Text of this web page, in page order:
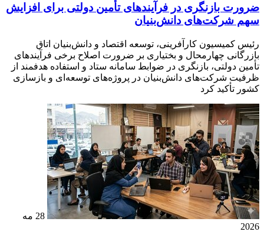
ضرورت بازنگری در فرآیندهای تأمین دولتی برای افزایش
سهم شرکت‌های دانش‌بنیان
رئیس کمیسیون کارآفرینی، توسعه اقتصاد و دانش‌بنیان اتاق
بازرگانی چهارمحال و بختیاری بر ضرورت اصلاح برخی فرآیندهای
تأمین دولتی، بازنگری در ضوابط سامانه ستاد و استفاده هدفمند از
ظرفیت شرکت‌های دانش‌بنیان در پروژه‌های توسعه‌ای و بازسازی
کشور تأکید کرد
28 مه
2026